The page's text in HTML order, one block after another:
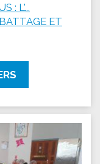
: L'...
ET